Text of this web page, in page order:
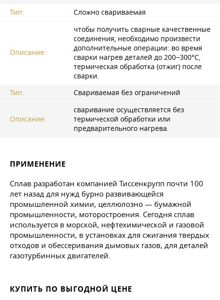
Тип:
Сложно свариваемая
Описание:
чтобы получить сварные качественные
соединения, необходимо произвести
дополнительные операции: во время
сварки нагрев деталей до 200−300°C,
термическая обработка (отжиг) после
сварки.
Тип:
Свариваемая без ограничений
Описание:
сваривание осуществляется без
термической обработки или
предварительного нагрева.
ПРИМЕНЕНИЕ
Сплав разработан компанией Тиссенкрупп почти 100
лет назад для нужд бурно развивающейся
промышленной химии, целлюлозно — бумажной
промышленности, моторостроения. Сегодня сплав
используется в морской, нефтехимической и газовой
промышленности, в установках для сжигания твердых
отходов и обессеривания дымовых газов, для деталей
газотурбинных двигателей.
КУПИТЬ ПО ВЫГОДНОЙ ЦЕНЕ